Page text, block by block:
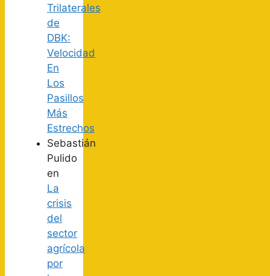
Trilaterales
de
DBK:
Velocidad
En
Los
Pasillos
Más
Estrechos
Sebastián
Pulido
en
La
crisis
del
sector
agrícola
por